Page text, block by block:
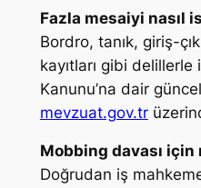
Fazla mesaiyi nasıl
Bordro, tanık, giriş-
kayıtları gibi
Kanunu’na dair
mevzuat.gov.tr
Mobbing davası
Doğrudan iş